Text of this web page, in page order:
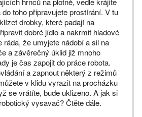
toho připravujete prostírání. V tu
drobky, které padají na
dobré jídlo a nakrmit hladové
ráda, že umyjete nádobí a sil na
a závěrečný úklid již mnoho
je čas zapojit do práce robota.
a zapnout některý z režimů
v klidu vyrazit na procházku
se vrátíte, bude uklizeno. A jak si
vysavač? Čtěte dále.